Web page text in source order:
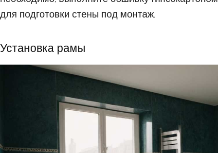
для подготовки стены под монтаж.
Установка рамы